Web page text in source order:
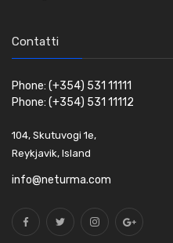
Contatti
Phone: (+354) 531 11111
Phone: (+354) 531 11112
104, Skutuvogi 1e,
Reykjavik, Island
info@neturma.com